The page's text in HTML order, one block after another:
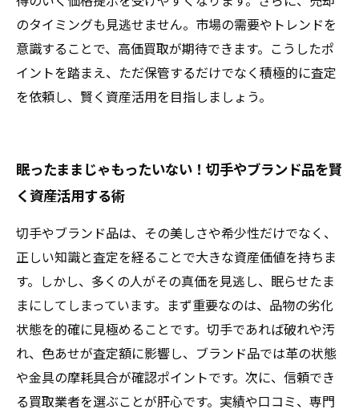
のタイミングも見逃せません。市場の需要やトレンドを
意識することで、高価買取が期待できます。こうしたポ
イントを踏まえ、ただ保管するだけでなく積極的に査定
を依頼し、賢く資産活用を目指しましょう。
眠ったままじゃもったいない！切手やブランド品を賢
く資産活用する術
切手やブランド品は、その美しさや希少性だけでなく、
正しい知識と査定を経ることで大きな資産価値を持ちま
す。しかし、多くの人がその真価を見逃し、眠らせたま
まにしてしまっています。まず重要なのは、品物の劣化
状態を的確に見極めることです。切手であれば破れや汚
れ、色あせが査定額に影響し、ブランド品では革の状態
や金具の摩耗具合が確認ポイントです。次に、信頼でき
る買取業者を選ぶことが肝心です。実績や口コミ、専門